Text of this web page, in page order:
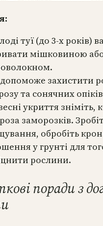
туї (до 3-х років)
мішковиною
захистити
та сонячних
укриття зніміть,
заморозків.
обробіть
у грунті для
рослини.
поради з